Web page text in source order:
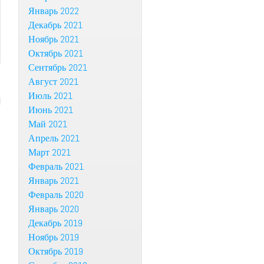
Январь 2022
Декабрь 2021
Ноябрь 2021
Октябрь 2021
Сентябрь 2021
Август 2021
Июль 2021
Июнь 2021
Май 2021
Апрель 2021
Март 2021
Февраль 2021
Январь 2021
Февраль 2020
Январь 2020
Декабрь 2019
Ноябрь 2019
Октябрь 2019